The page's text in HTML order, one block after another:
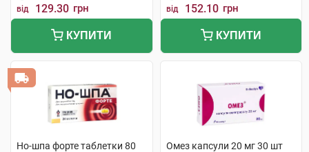
від 129.30 грн
КУПИТИ
від 152.10 грн
КУПИТИ
Но-шпа форте таблетки 80
Омез капсули 20 мг 30 шт